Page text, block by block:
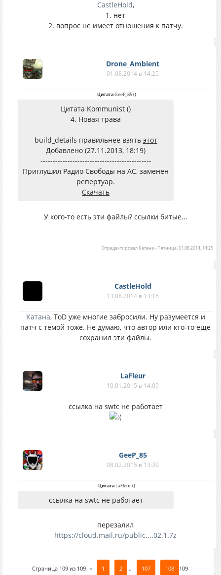
CastleHold,
1. нет
2. вопрос не имеет отношения к патчу.
Drone_Ambient
01.08.2014 в 14:25
ЦитатаGeeP_85()
Цитата Kommunist ()
4. Новая трава
build_details правильнее взять этот
Добавлено (27.11.2013, 18:19)
---------------------------------------------
Приглушил Радио Свободы на АС, заменён
репертуар.
Скачать
У кого-то есть эти файлы? ссылки битые...
Отредактировал Катана- Пятница, 01.08.2014, 14:25
CastleHold
13.08.2014 в 13:16
Катана, ToD уже многие забросили. Ну разумеется и
патч с темой тоже. Не думаю, что автор или кто-то еще
сохранил эти файлы.
LaFleur
10.01.2015 в 14:09
ссылка на swtc не работает
GeeP_85
08.02.2015 в 13:39
ЦитатаLaFleur()
ссылка на swtc не работает
перезалил
https://cloud.mail.ru/public....02.1.7z
Страница 109из 109 « 1 2 … 107 108 109